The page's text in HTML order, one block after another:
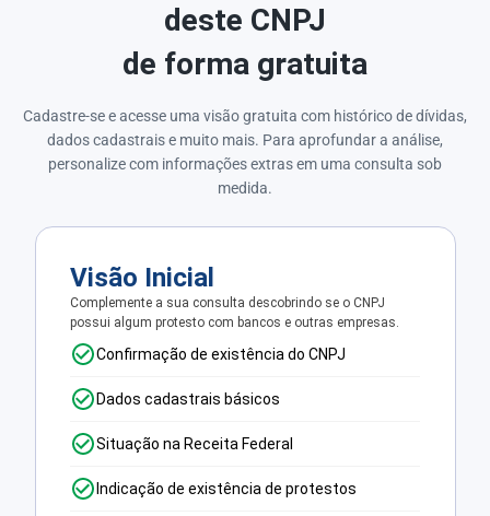
deste CNPJ
de forma gratuita
Cadastre-se e acesse uma visão gratuita com histórico de dívidas,
dados cadastrais e muito mais. Para aprofundar a análise,
personalize com informações extras em uma consulta sob
medida.
Visão Inicial
Complemente a sua consulta descobrindo se o CNPJ
possui algum protesto com bancos e outras empresas.
Confirmação de existência do CNPJ
Dados cadastrais básicos
Situação na Receita Federal
Indicação de existência de protestos